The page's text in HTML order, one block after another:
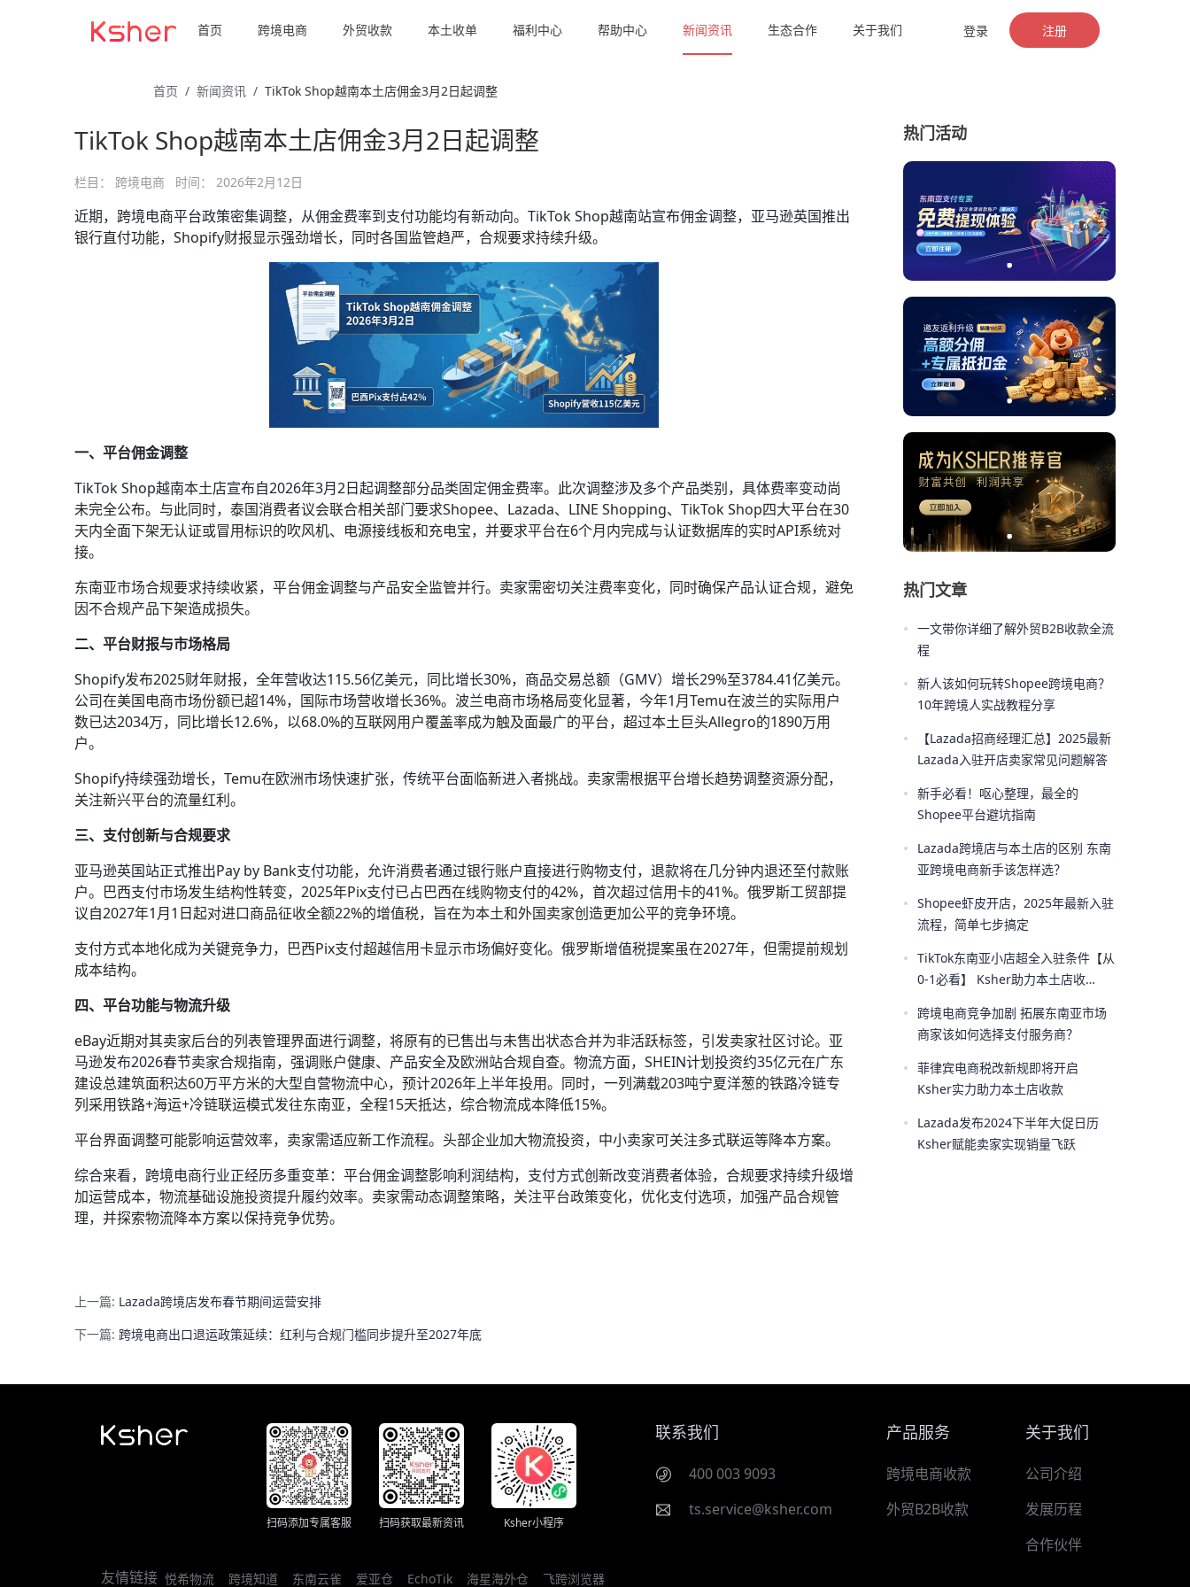
首页 跨境电商 外贸收款 本土收单 福利中心 帮助中心 新闻资讯 生态合作 关于我们 登录 注册
首页 新闻资讯 TikTok Shop越南本土店佣金3月2日起调整
TikTok Shop越南本土店佣金3月2日起调整
栏目： 跨境电商 时间： 2026年2月12日
近期，跨境电商平台政策密集调整，从佣金费率到支付功能均有新动向。TikTok Shop越南站宣布佣金调整，亚马逊英国推出
银行直付功能，Shopify财报显示强劲增长，同时各国监管趋严，合规要求持续升级。
一、平台佣金调整
TikTok Shop越南本土店宣布自2026年3月2日起调整部分品类固定佣金费率。此次调整涉及多个产品类别，具体费率变动尚
未完全公布。与此同时，泰国消费者议会联合相关部门要求Shopee、Lazada、LINE Shopping、TikTok Shop四大平台在30
天内全面下架无认证或冒用标识的吹风机、电源接线板和充电宝，并要求平台在6个月内完成与认证数据库的实时API系统对
接。
东南亚市场合规要求持续收紧，平台佣金调整与产品安全监管并行。卖家需密切关注费率变化，同时确保产品认证合规，避免
因不合规产品下架造成损失。
二、平台财报与市场格局
Shopify发布2025财年财报，全年营收达115.56亿美元，同比增长30%，商品交易总额（GMV）增长29%至3784.41亿美元。
公司在美国电商市场份额已超14%，国际市场营收增长36%。波兰电商市场格局变化显著，今年1月Temu在波兰的实际用户
数已达2034万，同比增长12.6%，以68.0%的互联网用户覆盖率成为触及面最广的平台，超过本土巨头Allegro的1890万用
户。
Shopify持续强劲增长，Temu在欧洲市场快速扩张，传统平台面临新进入者挑战。卖家需根据平台增长趋势调整资源分配，
关注新兴平台的流量红利。
三、支付创新与合规要求
亚马逊英国站正式推出Pay by Bank支付功能，允许消费者通过银行账户直接进行购物支付，退款将在几分钟内退还至付款账
户。巴西支付市场发生结构性转变，2025年Pix支付已占巴西在线购物支付的42%，首次超过信用卡的41%。俄罗斯工贸部提
议自2027年1月1日起对进口商品征收全额22%的增值税，旨在为本土和外国卖家创造更加公平的竞争环境。
支付方式本地化成为关键竞争力，巴西Pix支付超越信用卡显示市场偏好变化。俄罗斯增值税提案虽在2027年，但需提前规划
成本结构。
四、平台功能与物流升级
eBay近期对其卖家后台的列表管理界面进行调整，将原有的已售出与未售出状态合并为非活跃标签，引发卖家社区讨论。亚
马逊发布2026春节卖家合规指南，强调账户健康、产品安全及欧洲站合规自查。物流方面，SHEIN计划投资约35亿元在广东
建设总建筑面积达60万平方米的大型自营物流中心，预计2026年上半年投用。同时，一列满载203吨宁夏洋葱的铁路冷链专
列采用铁路+海运+冷链联运模式发往东南亚，全程15天抵达，综合物流成本降低15%。
平台界面调整可能影响运营效率，卖家需适应新工作流程。头部企业加大物流投资，中小卖家可关注多式联运等降本方案。
综合来看，跨境电商行业正经历多重变革：平台佣金调整影响利润结构，支付方式创新改变消费者体验，合规要求持续升级增
加运营成本，物流基础设施投资提升履约效率。卖家需动态调整策略，关注平台政策变化，优化支付选项，加强产品合规管
理，并探索物流降本方案以保持竞争优势。
上一篇: Lazada跨境店发布春节期间运营安排
下一篇: 跨境电商出口退运政策延续：红利与合规门槛同步提升至2027年底
热门活动
热门文章
• 一文带你详细了解外贸B2B收款全流
程
• 新人该如何玩转Shopee跨境电商？
10年跨境人实战教程分享
•
【Lazada招商经理汇总】2025最新
Lazada入驻开店卖家常见问题解答
• 新手必看！呕心整理，最全的
Shopee平台避坑指南
•
Lazada跨境店与本土店的区别 东南
亚跨境电商新手该怎样选？
• Shopee虾皮开店，2025年最新入驻
流程，简单七步搞定
• TikTok东南亚小店超全入驻条件【从
0-1必看】 Ksher助力本土店收
•
跨境电商竞争加剧 拓展东南亚市场
商家该如何选择支付服务商？
• 菲律宾电商税改新规即将开启
Ksher实力助力本土店收款
•
Lazada发布2024下半年大促日历
Ksher赋能卖家实现销量飞跃
扫码添加专属客服 扫码获取最新资讯 Ksher小程序
联系我们
400 003 9093
ts.service@ksher.com
产品服务
跨境电商收款
外贸B2B收款
关于我们
公司介绍
发展历程
合作伙伴
友情链接 悦希物流 跨境知道 东南云雀 爱亚仓 EchoTik 海星海外仓 飞跨浏览器